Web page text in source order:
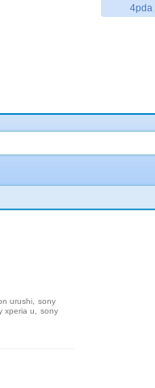
4pda
urushi
sony
xperia u sony